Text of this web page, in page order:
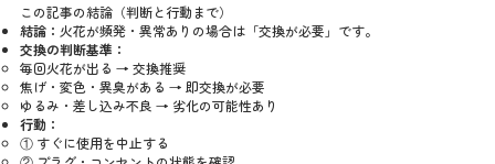
この記事の結論（判断と行動まで）
結論： 火花が頻発・異常ありの場合は「交換が必要」です。
交換の判断基準：
毎回火花が出る → 交換推奨
焦げ・変色・異臭がある → 即交換が必要
ゆるみ・差し込み不良 → 劣化の可能性あり
行動：
① すぐに使用を中止する